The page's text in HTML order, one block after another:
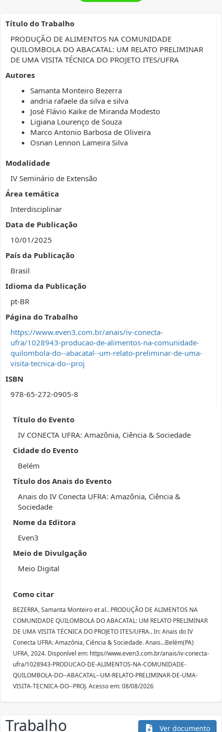
Título do Trabalho
PRODUÇÃO DE ALIMENTOS NA COMUNIDADE
QUILOMBOLA DO ABACATAL: UM RELATO PRELIMINAR
DE UMA VISITA TÉCNICA DO PROJETO ITES/UFRA
Autores
Samanta Monteiro Bezerra
andria rafaele da silva e silva
José Flávio Kaike de Miranda Modesto
Ligiana Lourenço de Souza
Marco Antonio Barbosa de Oliveira
Osnan Lennon Lameira Silva
Modalidade
IV Seminário de Extensão
Área temática
Interdisciplinar
Data de Publicação
10/01/2025
País da Publicação
Brasil
Idioma da Publicação
pt-BR
Página do Trabalho
https://www.even3.com.br/anais/iv-conecta-
ufra/1028943-producao-de-alimentos-na-comunidade-
quilombola-do--abacatal--um-relato-preliminar-de-uma-
visita-tecnica-do--proj
ISBN
978-65-272-0905-8
Título do Evento
IV CONECTA UFRA: Amazônia, Ciência & Sociedade
Cidade do Evento
Belém
Título dos Anais do Evento
Anais do IV Conecta UFRA: Amazônia, Ciência &
Sociedade
Nome da Editora
Even3
Meio de Divulgação
Meio Digital
Como citar
BEZERRA, Samanta Monteiro et al.. PRODUÇÃO DE ALIMENTOS NA
COMUNIDADE QUILOMBOLA DO ABACATAL: UM RELATO PRELIMINAR
DE UMA VISITA TÉCNICA DO PROJETO ITES/UFRA.. In: Anais do IV
Conecta UFRA: Amazônia, Ciência & Sociedade. Anais...Belém(PA)
UFRA, 2024. Disponível em: https//www.even3.com.br/anais/iv-conecta-
ufra/1028943-PRODUCAO-DE-ALIMENTOS-NA-COMUNIDADE-
QUILOMBOLA-DO--ABACATAL--UM-RELATO-PRELIMINAR-DE-UMA-
VISITA-TECNICA-DO--PROJ. Acesso em: 08/08/2026
Trabalho Ver documento